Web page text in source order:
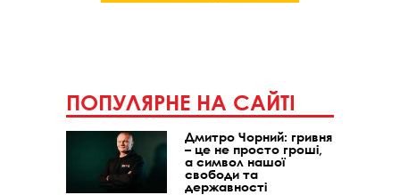
ПОПУЛЯРНЕ НА САЙТІ
Дмитро Чорний: гривня
– це не просто гроші,
а символ нашої
свободи та
державності